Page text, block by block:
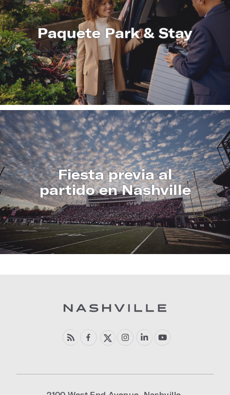
Paquete Park & Stay
CONOZCA
Fiesta previa al
partido en Nashville
CONOZCA
MÁS